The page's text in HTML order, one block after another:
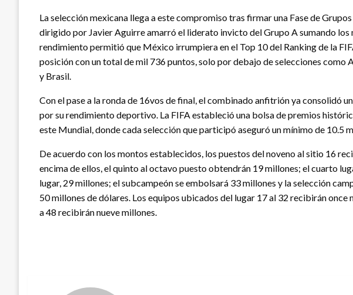
La selección mexicana llega a este compromiso tras firmar una Fase de
dirigido por Javier Aguirre amarró el liderato invicto del Grupo A sumando los
rendimiento permitió que México irrumpiera en el Top 10 del Ranking de la
posición con un total de mil 736 puntos, solo por debajo de selecciones como
y Brasil.
Con el pase a la ronda de 16vos de final, el combinado anfitrión ya consolidó
por su rendimiento deportivo. La FIFA estableció una bolsa de premios
este Mundial, donde cada selección que participó aseguró un mínimo de 10.5
De acuerdo con los montos establecidos, los puestos del noveno al sitio 16
encima de ellos, el quinto al octavo puesto obtendrán 19 millones; el cuarto
lugar, 29 millones; el subcampeón se embolsará 33 millones y la selección
50 millones de dólares. Los equipos ubicados del lugar 17 al 32 recibirán once
a 48 recibirán nueve millones.